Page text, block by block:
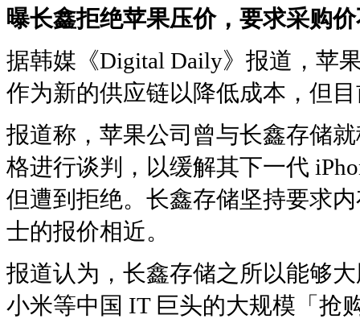
曝长鑫拒绝苹果压价，要求采购
据韩媒《Digital Daily》报道，苹
作为新的供应链以降低成本，但
报道称，苹果公司曾与长鑫存储
格进行谈判，以缓解其下一代
但遭到拒绝。长鑫存储坚持要求
士的报价相近。
报道认为，长鑫存储之所以能够
小米等中国 IT 巨头的大规模「抢